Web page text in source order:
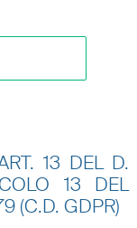
13 DEL D.
13 DEL
(C.D. GDPR)